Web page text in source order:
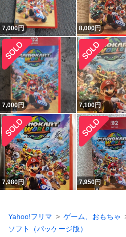
7,000円 8,000円
7,000円 7,100円
7,980円 7,950円
Yahoo!フリマ ゲーム、おもちゃ
ソフト（パッケージ版）